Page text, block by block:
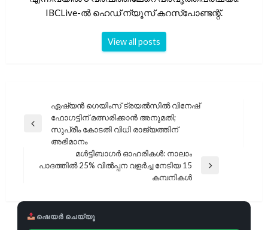
IBCLive-ൽ ഹെഡ് ന്യൂസ് കറസ്പോണ്ടന്റ്.
View all posts
പോസ്റ്റുകളിലൂടെ
Previous
ഏഷ്യൻ ഗെയിംസ് ട്രയൽസിൽ വിനേഷ്
ഫോഗട്ടിന് മത്സരിക്കാൻ അനുമതി;
സുപ്രീം കോടതി വിധി രാജ്യത്തിന്
അഭിമാനം
Next
മൾട്ടിബാഗർ ഓഹരികൾ: നാലാം
പാദത്തിൽ 25% വിൽപ്പന വളർച്ച നേടിയ 15
കമ്പനികൾ
ഷെയർ ചെയ്യൂ